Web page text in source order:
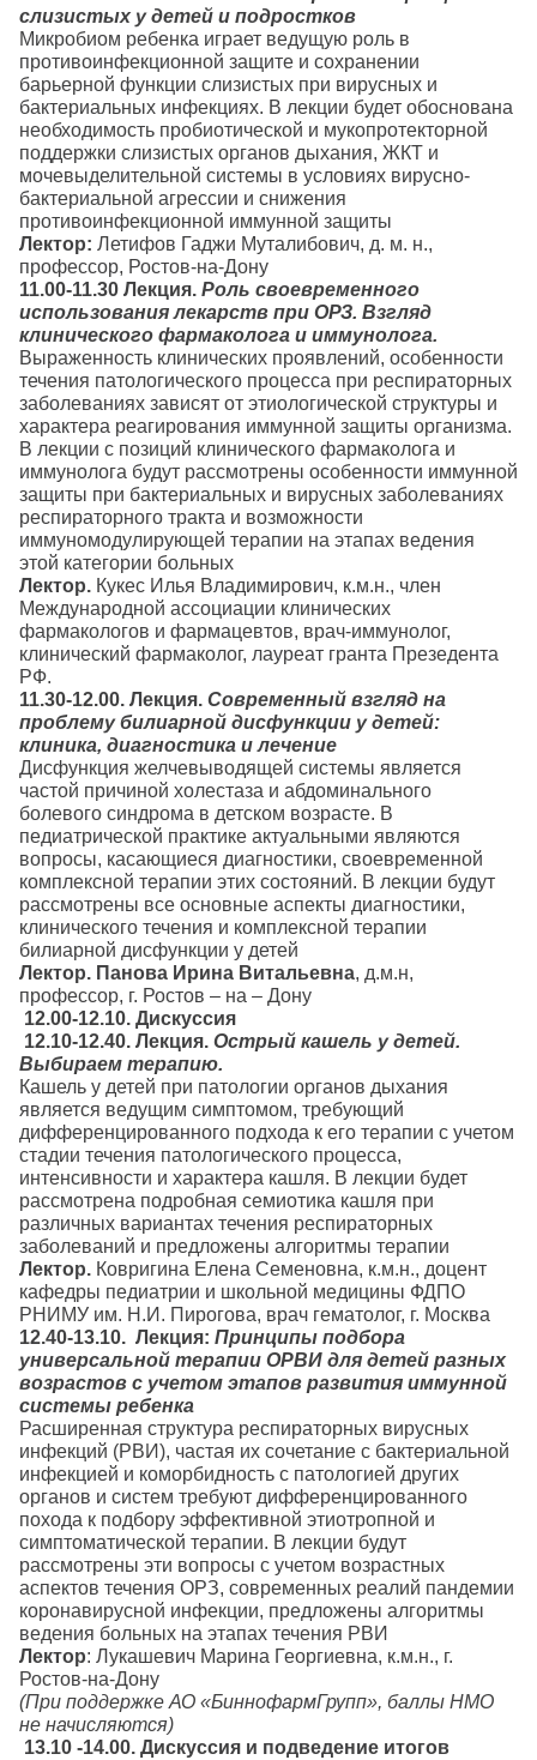
слизистых у детей и подростков
Микробиом ребенка играет ведущую роль в
противоинфекционной защите и сохранении
барьерной функции слизистых при вирусных и
бактериальных инфекциях. В лекции будет обоснована
необходимость пробиотической и мукопротекторной
поддержки слизистых органов дыхания, ЖКТ и
мочевыделительной системы в условиях вирусно-
бактериальной агрессии и снижения
противоинфекционной иммунной защиты
Лектор: Летифов Гаджи Муталибович, д. м. н.,
профессор, Ростов-на-Дону
11.00-11.30 Лекция. Роль своевременного
использования лекарств при ОРЗ. Взгляд
клинического фармаколога и иммунолога.
Выраженность клинических проявлений, особенности
течения патологического процесса при респираторных
заболеваниях зависят от этиологической структуры и
характера реагирования иммунной защиты организма.
В лекции с позиций клинического фармаколога и
иммунолога будут рассмотрены особенности иммунной
защиты при бактериальных и вирусных заболеваниях
респираторного тракта и возможности
иммуномодулирующей терапии на этапах ведения
этой категории больных
Лектор. Кукес Илья Владимирович, к.м.н., член
Международной ассоциации клинических
фармакологов и фармацевтов, врач-иммунолог,
клинический фармаколог, лауреат гранта Презедента
РФ.
11.30-12.00. Лекция. Современный взгляд на
проблему билиарной дисфункции у детей:
клиника, диагностика и лечение
Дисфункция желчевыводящей системы является
частой причиной холестаза и абдоминального
болевого синдрома в детском возрасте. В
педиатрической практике актуальными являются
вопросы, касающиеся диагностики, своевременной
комплексной терапии этих состояний. В лекции будут
рассмотрены все основные аспекты диагностики,
клинического течения и комплексной терапии
билиарной дисфункции у детей
Лектор. Панова Ирина Витальевна, д.м.н,
профессор, г. Ростов – на – Дону
12.00-12.10. Дискуссия
12.10-12.40. Лекция. Острый кашель у детей.
Выбираем терапию.
Кашель у детей при патологии органов дыхания
является ведущим симптомом, требующий
дифференцированного подхода к его терапии с учетом
стадии течения патологического процесса,
интенсивности и характера кашля. В лекции будет
рассмотрена подробная семиотика кашля при
различных вариантах течения респираторных
заболеваний и предложены алгоритмы терапии
Лектор. Ковригина Елена Семеновна, к.м.н., доцент
кафедры педиатрии и школьной медицины ФДПО
РНИМУ им. Н.И. Пирогова, врач гематолог, г. Москва
12.40-13.10. Лекция: Принципы подбора
универсальной терапии ОРВИ для детей разных
возрастов с учетом этапов развития иммунной
системы ребенка
Расширенная структура респираторных вирусных
инфекций (РВИ), частая их сочетание с бактериальной
инфекцией и коморбидность с патологией других
органов и систем требуют дифференцированного
похода к подбору эффективной этиотропной и
симптоматической терапии. В лекции будут
рассмотрены эти вопросы с учетом возрастных
аспектов течения ОРЗ, современных реалий пандемии
коронавирусной инфекции, предложены алгоритмы
ведения больных на этапах течения РВИ
Лектор: Лукашевич Марина Георгиевна, к.м.н., г.
Ростов-на-Дону
(При поддержке АО «БиннофармГрупп», баллы НМО
не начисляются)
13.10 -14.00. Дискуссия и подведение итогов